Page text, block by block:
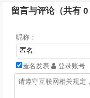
留言与评论（共有0
昵称：
匿名发表 登录账号